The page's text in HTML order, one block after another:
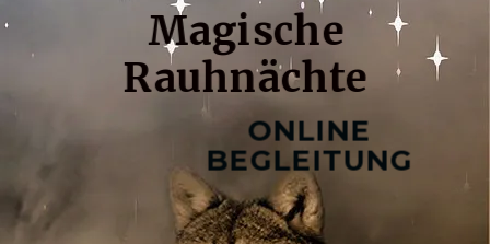
Magische
Rauhnächte
ONLINE
BEGLEITUNG